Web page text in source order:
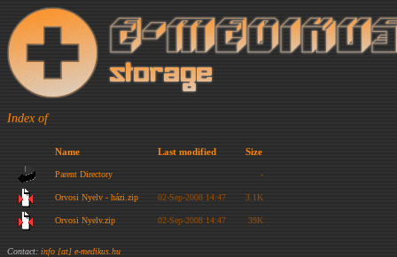
Index of
Name Last modified Size
Parent Directory -
Orvosi Nyelv - házi.zip 02-Sep-2008 14:47 3.1K
Orvosi Nyelv.zip 02-Sep-2008 14:47 39K
Contact: info [at] e-medikus.hu